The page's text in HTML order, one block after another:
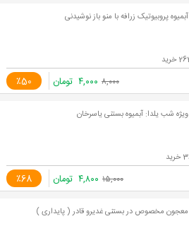
آبمیوه پروبیوتیک زرافه با منو باز نوشیدنی
٪50 ۸,۰۰۰ ۴,۰۰۰ تومان
ویژه شب یلدا: آبمیوه بستنی یاسرخان
٪68 ۱۵,۰۰۰ ۴,۸۰۰ تومان
معجون مخصوص در بستنی غدیرو قادر ( پایداری )